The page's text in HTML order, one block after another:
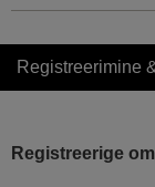
Registreerimine
Registreerige